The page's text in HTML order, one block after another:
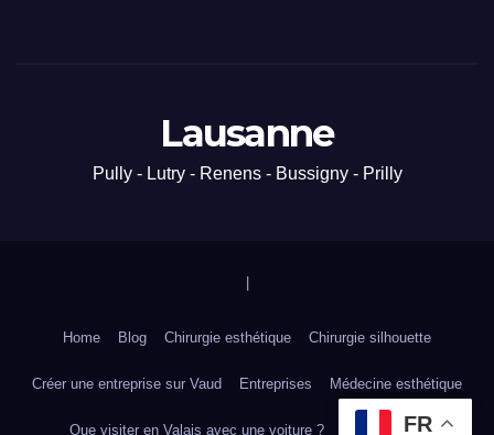
Lausanne
Pully - Lutry - Renens - Bussigny - Prilly
Home Blog Chirurgie esthétique Chirurgie silhouette
Créer une entreprise sur Vaud Entreprises Médecine esthétique
Que visiter en Valais avec une voiture ? Tourisme VD
FR